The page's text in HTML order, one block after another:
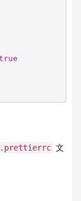
.prettierrc 文